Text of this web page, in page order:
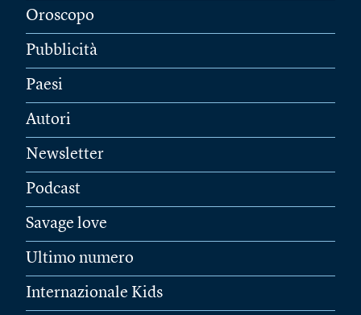
Oroscopo
Pubblicità
Paesi
Autori
Newsletter
Podcast
Savage love
Ultimo numero
Internazionale Kids